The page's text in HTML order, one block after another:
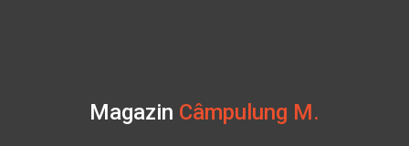
Magazin Câmpulung M.